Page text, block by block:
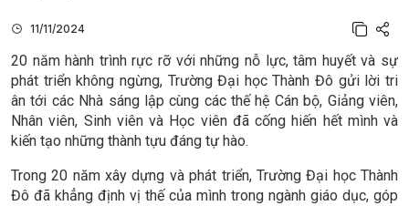
11/11/2024
20 năm hành trình rực rỡ với những nỗ lực, tâm huyết và sự
phát triển không ngừng, Trường Đại học Thành Đô gửi lời tri
ân tới các Nhà sáng lập cùng các thế hệ Cán bộ, Giảng viên,
Nhân viên, Sinh viên và Học viên đã cống hiến hết mình và
kiến tạo những thành tựu đáng tự hào.
Trong 20 năm xây dựng và phát triển, Trường Đại học Thành
Đô đã khẳng định vị thế của mình trong ngành giáo dục, góp